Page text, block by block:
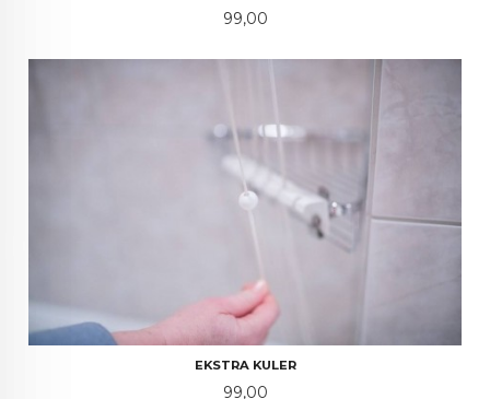
Pris
99,00
EKSTRA KULER
Pris
99,00